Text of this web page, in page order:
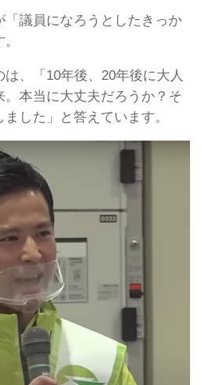
「議員になろうとしたきっか
。
、「10年後、20年後に大人
本当に大丈夫だろうか？そ
した」と答えています。